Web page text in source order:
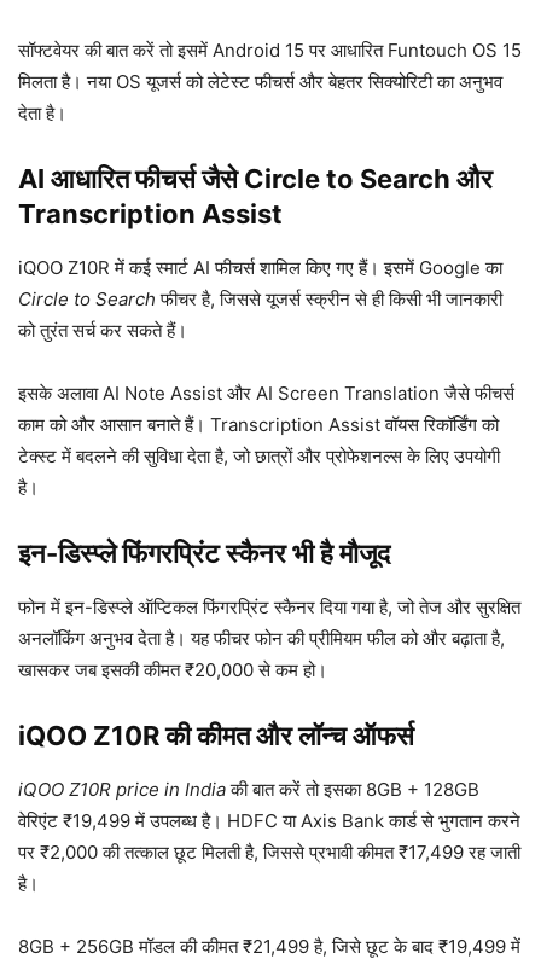
सॉफ्टवेयर की बात करें तो इसमें Android 15 पर आधारित Funtouch OS 15
मिलता है। नया OS यूजर्स को लेटेस्ट फीचर्स और बेहतर सिक्योरिटी का अनुभव
देता है।
AI आधारित फीचर्स जैसे Circle to Search और
Transcription Assist
iQOO Z10R में कई स्मार्ट AI फीचर्स शामिल किए गए हैं। इसमें Google का
Circle to Search फीचर है, जिससे यूजर्स स्क्रीन से ही किसी भी जानकारी
को तुरंत सर्च कर सकते हैं।
इसके अलावा AI Note Assist और AI Screen Translation जैसे फीचर्स
काम को और आसान बनाते हैं। Transcription Assist वॉयस रिकॉर्डिंग को
टेक्स्ट में बदलने की सुविधा देता है, जो छात्रों और प्रोफेशनल्स के लिए उपयोगी
है।
इन-डिस्प्ले फिंगरप्रिंट स्कैनर भी है मौजूद
फोन में इन-डिस्प्ले ऑप्टिकल फिंगरप्रिंट स्कैनर दिया गया है, जो तेज और सुरक्षित
अनलॉकिंग अनुभव देता है। यह फीचर फोन की प्रीमियम फील को और बढ़ाता है,
खासकर जब इसकी कीमत ₹20,000 से कम हो।
iQOO Z10R की कीमत और लॉन्च ऑफर्स
iQOO Z10R price in Indiaकी बात करें तो इसका 8GB + 128GB
वेरिएंट ₹19,499 में उपलब्ध है। HDFC या Axis Bank कार्ड से भुगतान करने
पर ₹2,000 की तत्काल छूट मिलती है, जिससे प्रभावी कीमत ₹17,499 रह जाती
है।
8GB + 256GB मॉडल की कीमत ₹21,499 है, जिसे छूट के बाद ₹19,499 में